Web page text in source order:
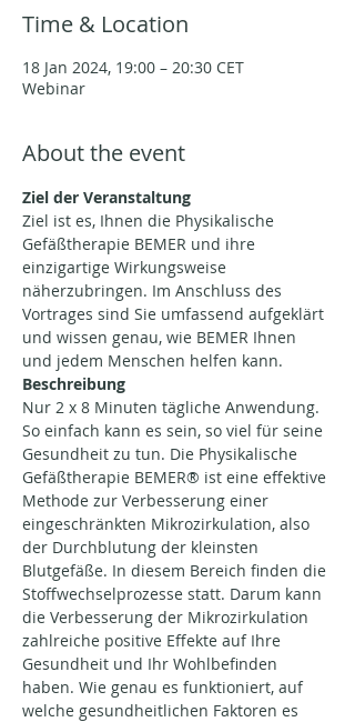
Time & Location
18 Jan 2024, 19:00 – 20:30 CET
Webinar
About the event
Ziel der Veranstaltung
Ziel ist es, Ihnen die Physikalische
Gefäßtherapie BEMER und ihre
einzigartige Wirkungsweise
näherzubringen. Im Anschluss des
Vortrages sind Sie umfassend aufgeklärt
und wissen genau, wie BEMER Ihnen
und jedem Menschen helfen kann.
Beschreibung
Nur 2 x 8 Minuten tägliche Anwendung.
So einfach kann es sein, so viel für seine
Gesundheit zu tun. Die Physikalische
Gefäßtherapie BEMER® ist eine effektive
Methode zur Verbesserung einer
eingeschränkten Mikrozirkulation, also
der Durchblutung der kleinsten
Blutgefäße. In diesem Bereich finden die
Stoffwechselprozesse statt. Darum kann
die Verbesserung der Mikrozirkulation
zahlreiche positive Effekte auf Ihre
Gesundheit und Ihr Wohlbefinden
haben. Wie genau es funktioniert, auf
welche gesundheitlichen Faktoren es